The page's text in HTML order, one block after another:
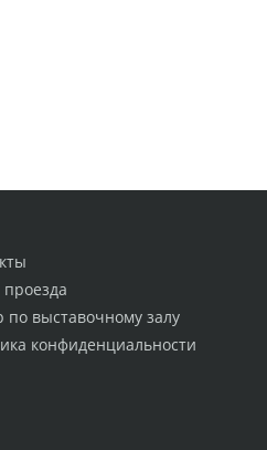
по выставочному залу
конфиденциальности